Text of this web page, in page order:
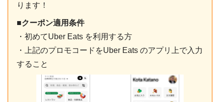
ります！
■クーポン適用条件
・初めてUber Eats を利用する方
・上記のプロモコードをUber Eats のアプリ上で入力
すること